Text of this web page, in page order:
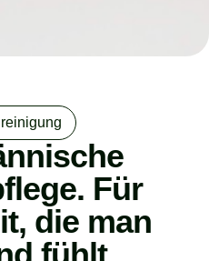
Für
die man